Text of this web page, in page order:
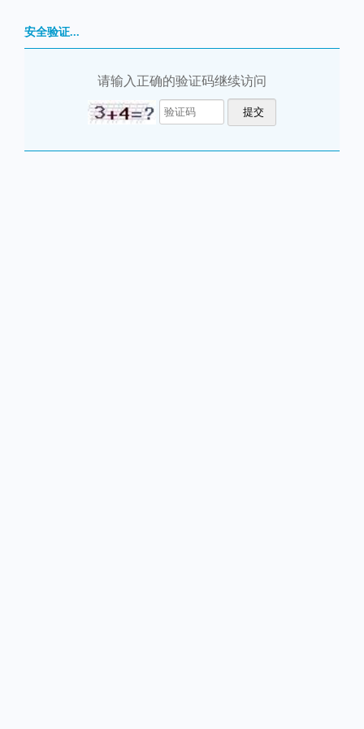
安全验证...
请输入正确的验证码继续访问